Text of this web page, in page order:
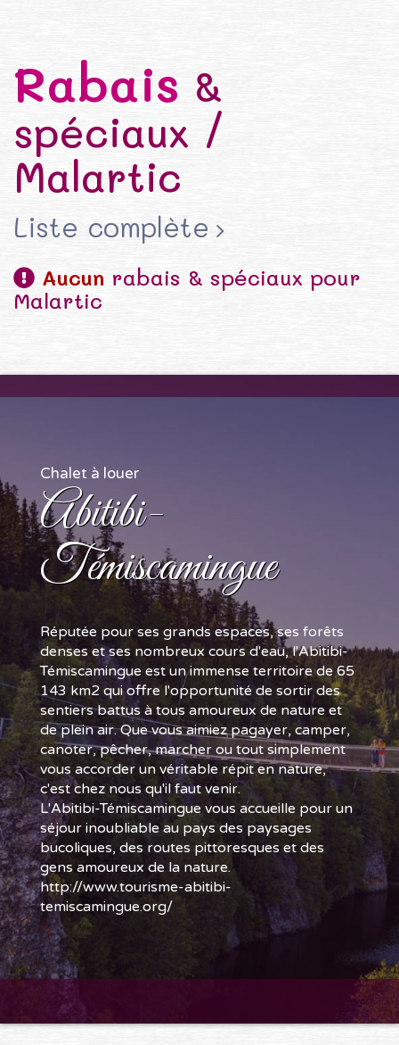
Rabais &
spéciaux /
Malartic
Liste complète
Aucun rabais & spéciaux pour
Malartic
Chalet à louer
Abitibi-
Témiscamingue
Réputée pour ses grands espaces, ses forêts
denses et ses nombreux cours d'eau, l'Abitibi-
Témiscamingue est un immense territoire de 65
143 km2 qui offre l'opportunité de sortir des
sentiers battus à tous amoureux de nature et
de plein air. Que vous aimiez pagayer, camper,
canoter, pêcher, marcher ou tout simplement
vous accorder un véritable répit en nature,
c'est chez nous qu'il faut venir.
L'Abitibi-Témiscamingue vous accueille pour un
séjour inoubliable au pays des paysages
bucoliques, des routes pittoresques et des
gens amoureux de la nature.
http://www.tourisme-abitibi-
temiscamingue.org/